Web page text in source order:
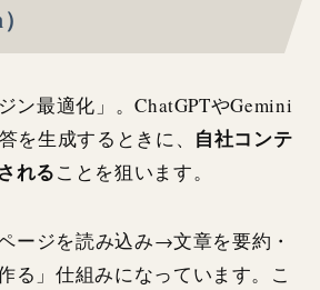
ン最適化」。ChatGPTやGemini
を生成するときに、 自社コンテ
れることを狙います。
ージを読み込み→文章を要約・
る」仕組みになっています。こ